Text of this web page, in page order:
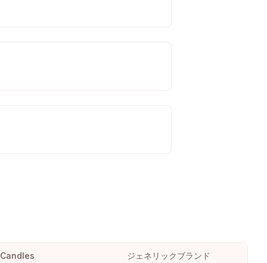
ジェネリックブランド